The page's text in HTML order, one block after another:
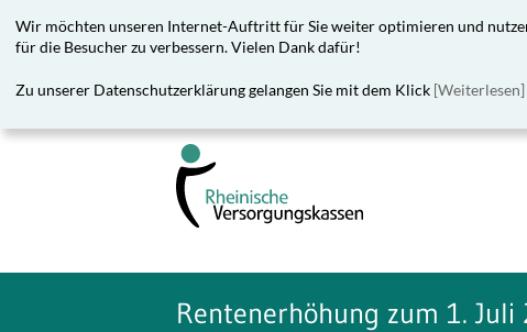
Wir möchten unseren Internet-Auftritt für Sie weiter optimieren und
für die Besucher zu verbessern. Vielen Dank dafür!
Zu unserer Datenschutzerklärung gelangen Sie mit dem Klick [Weiterlesen]
Rentenerhöhung zum 1. Juli